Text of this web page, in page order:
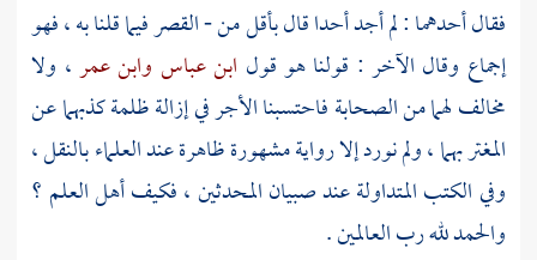
فقال أحدهما : لم أجد أحدا قال بأقل من - القصر فيما قلنا به ، فهو
إجماع وقال الآخر : قولنا هو قول ابن عباس وابن عمر، ولا
مخالف لهما من الصحابة فاحتسبنا الأجر في إزالة ظلمة كذبهما عن
المغتر بهما ، ولم نورد إلا رواية مشهورة ظاهرة عند العلماء بالنقل ،
وفي الكتب المتداولة عند صبيان المحدثين ، فكيف أهل العلم ؟
والحمد لله رب العالمين .